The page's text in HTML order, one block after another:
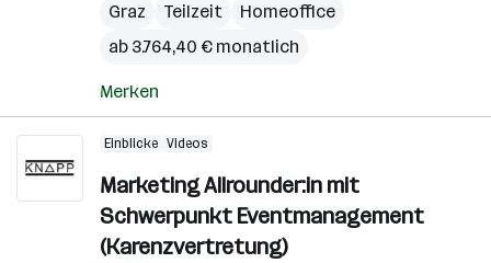
Graz
Teilzeit
Homeoffice
ab 3.764,40 € monatlich
Merken
Einblicke Videos
Marketing Allrounder:in mit
Schwerpunkt Eventmanagement
(Karenzvertretung)